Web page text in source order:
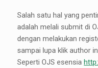
Salah satu hal yang
adalah melali submit di
dengan melakukan
sampai lupa klik author
Seperti OJS esensia